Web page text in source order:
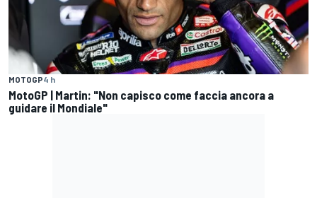
MOTOGP4 h
MotoGP | Martin: "Non capisco come faccia ancora a
guidare il Mondiale"